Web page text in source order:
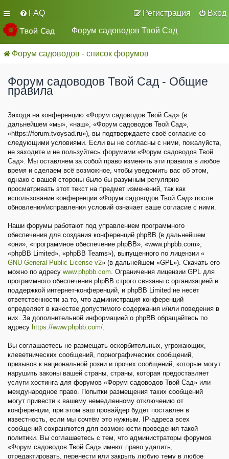
FAQ Вход
Регистрация
Форум садоводов Твой Сад
Форум садоводов - список форумов
Форум садоводов Твой Сад - Общие
правила
Заходя на конференцию «Форум садоводов Твой Сад» (в
дальнейшем «мы», «наш», «Форум садоводов Твой Сад»,
«https://forum.tvoysad.ru»), вы подтверждаете своё согласие со
следующими условиями. Если вы не согласны с ними, пожалуйста,
не заходите и не пользуйтесь форумами «Форум садоводов Твой
Сад». Мы оставляем за собой право изменять эти правила в любое
время и сделаем всё возможное, чтобы уведомить вас об этом,
однако с вашей стороны было бы разумным регулярно
просматривать этот текст на предмет изменений, так как
использование конференции «Форум садоводов Твой Сад» после
обновления/исправления условий означает ваше согласие с ними.
Наши форумы работают под управлением программного
обеспечения для создания конференций phpBB (в дальнейшем
«они», «программное обеспечение phpBB», «www.phpbb.com»,
«phpBB Limited», «phpBB Teams»), выпущенного по лицензии «
GNU General Public License v2» (в дальнейшем «GPL»). Скачать его
можно по адресу www.phpbb.com. Ограничения лицензии GPL для
программного обеспечения phpBB строго связаны с организацией и
поддержкой интернет-конференций, и phpBB Limited не несёт
ответственности за то, что администрация конференций
определяет в качестве допустимого содержания и/или поведения в
них. За дополнительной информацией о phpBB обращайтесь по
адресу https://www.phpbb.com/.
Вы соглашаетесь не размещать оскорбительных, угрожающих,
клеветнических сообщений, порнографических сообщений,
призывов к национальной розни и прочих сообщений, которые могут
нарушить законы вашей страны, страны, которая предоставляет
услуги хостинга для форумов «Форум садоводов Твой Сад» или
международное право. Попытки размещения таких сообщений
могут привести к вашему немедленному отключению от
конференции, при этом ваш провайдер будет поставлен в
известность, если мы сочтём это нужным. IP-адреса всех
сообщений сохраняются для возможности проведения такой
политики. Вы соглашаетесь с тем, что администраторы форумов
«Форум садоводов Твой Сад» имеют право удалить,
отредактировать, перенести или закрыть любую тему в любое